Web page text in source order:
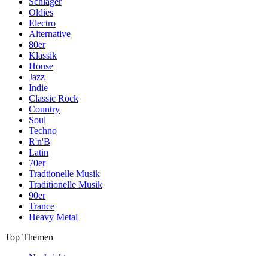
Oldies
Electro
Alternative
80er
Klassik
House
Jazz
Indie
Classic Rock
Country
Soul
Techno
R'n'B
Latin
70er
Tradtionelle Musik
Traditionelle Musik
90er
Trance
Heavy Metal
Top Themen